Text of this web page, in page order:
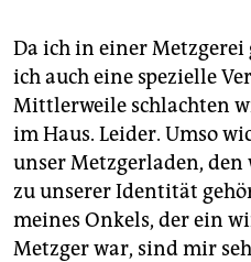
Da ich in einer
ich auch eine spezielle
Mittlerweile schlachten
im Haus. Leider. Umso
unser Metzgerladen,
zu unserer Identität
meines Onkels, der ein
Metzger war, sind mir